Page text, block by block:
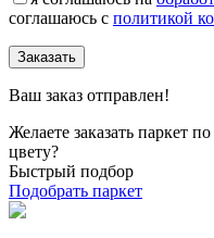
соглашаюсь с политикой
Заказать
Ваш заказ отправлен!
Желаете заказать паркет
цвету?
Быстрый подбор
Подобрать паркет